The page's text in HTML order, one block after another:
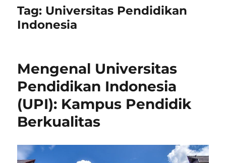
Tag: Universitas Pendidikan
Indonesia
Mengenal Universitas
Pendidikan Indonesia
(UPI): Kampus Pendidik
Berkualitas